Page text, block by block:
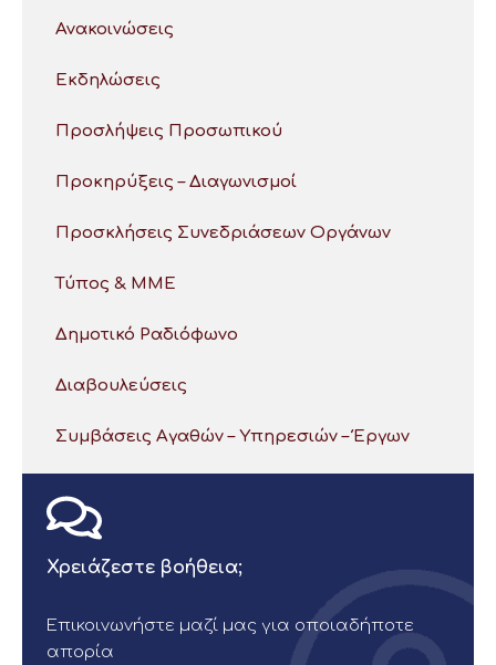
Ανακοινώσεις
Εκδηλώσεις
Προσλήψεις Προσωπικού
Προκηρύξεις – Διαγωνισμοί
Προσκλήσεις Συνεδριάσεων Οργάνων
Τύπος & ΜΜΕ
Δημοτικό Ραδιόφωνο
Διαβουλεύσεις
Συμβάσεις Αγαθών – Υπηρεσιών – Έργων
Χρειάζεστε βοήθεια;
Επικοινωνήστε μαζί μας για οποιαδήποτε
απορία